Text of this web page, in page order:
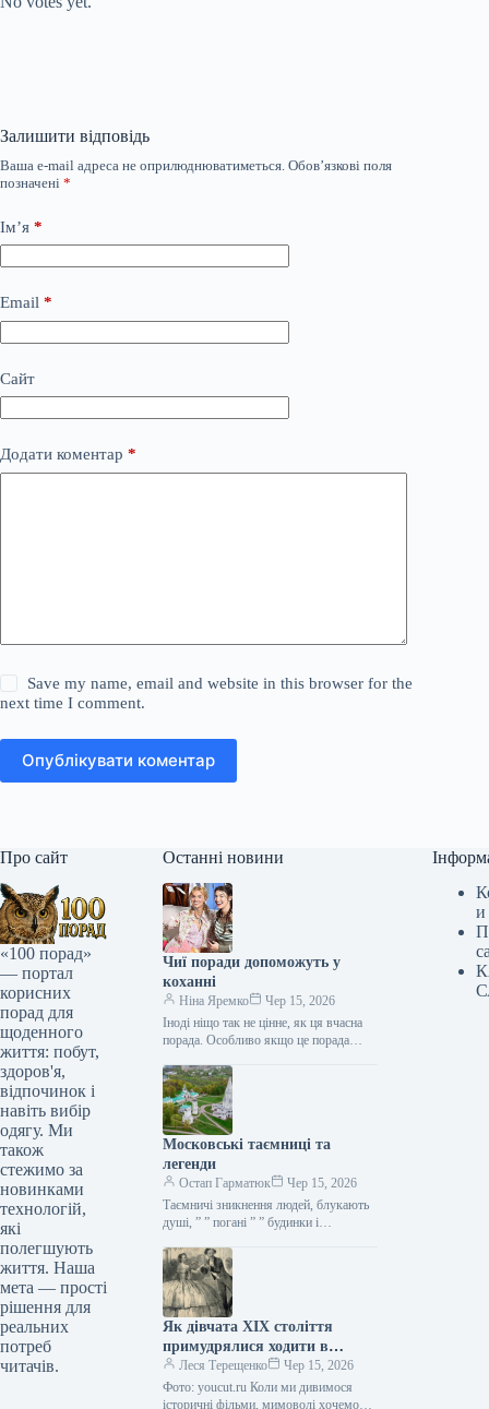
Залишити відповідь
Ваша e-mail адреса не оприлюднюватиметься. Обов’язкові поля
позначені *
Ім’я *
Email *
Сайт
Додати коментар *
Save my name, email and website in this browser for the
next time I comment.
Опублікувати коментар
Про сайт
«100 порад»
— портал
корисних
порад для
щоденного
життя: побут,
здоров'я,
відпочинок і
навіть вибір
одягу. Ми
також
стежимо за
новинками
технологій,
які
полегшують
життя. Наша
мета — прості
рішення для
реальних
потреб
читачів.
Останні новини
Чиї поради допоможуть у
коханні
Ніна Яремко
Чер 15, 2026
Іноді ніщо так не цінне, як ця вчасна
порада. Особливо якщо це порада
косметолога, тренера, стиліста…
Московські таємниці та
легенди
Остап Гарматюк
Чер 15, 2026
Таємничі зникнення людей, блукають
душі, ” ” погані ” ” будинки і
Щоб…
Як дівчата XIX століття
примудрялися ходити в
туалет у спідницях
крінолінових без сторонньої
допомоги
Леся Терещенко
Чер 15, 2026
Фото: youcut.ru Коли ми дивимося
історичні фільми, мимоволі хочемо
и